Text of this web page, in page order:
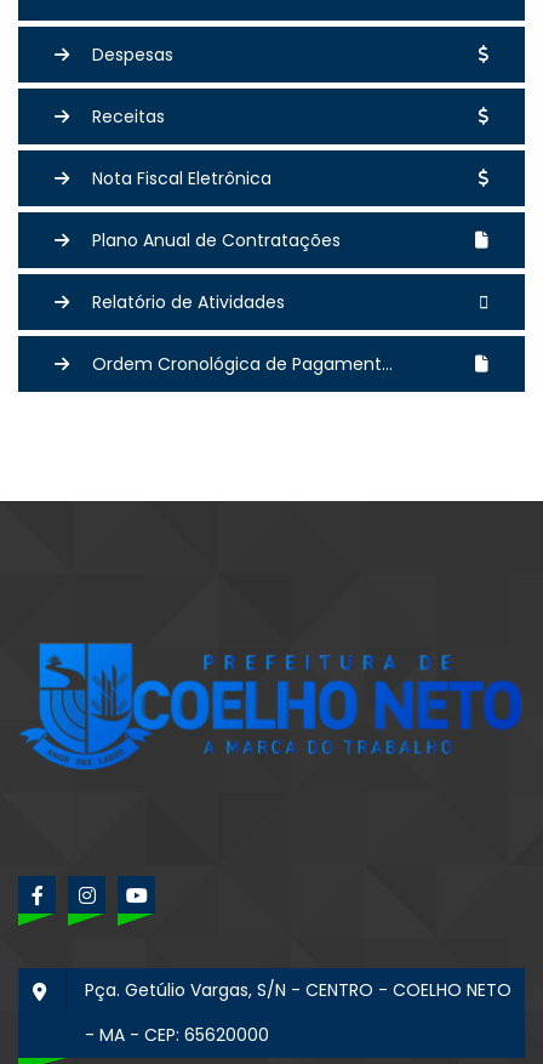
Despesas
Receitas
Nota Fiscal Eletrônica
Plano Anual de Contratações
Relatório de Atividades
Ordem Cronológica de Pagament...
Pça. Getúlio Vargas, S/N - CENTRO - COELHO NETO
- MA - CEP: 65620000